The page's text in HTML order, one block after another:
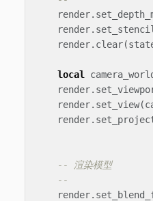
render.
render.
render. clear(
local
render.
render. set_view(
render.
-- 渲染模型
--
render.